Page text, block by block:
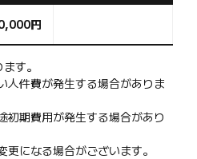
円
円
す。
件費が発生する場合がありま
期費用が発生する場合があり
になる場合がございます。